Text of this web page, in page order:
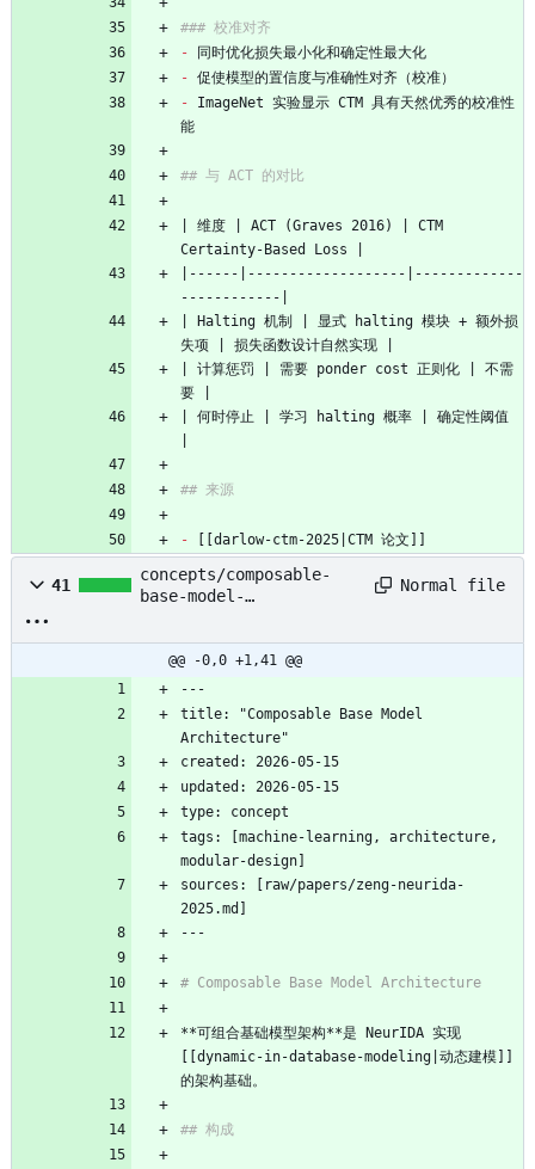
### 校准对齐
- 同时优化损失最小化和确定性最大化
- 促使模型的置信度与准确性对齐（校准）
- ImageNet 实验显示 CTM 具有天然优秀的校准性
能
## 与 ACT 的对比
| 维度 | ACT (Graves 2016) | CTM
Certainty-Based Loss |
|------|-------------------|-------------
------------|
| Halting 机制 | 显式 halting 模块 + 额外损
失项 | 损失函数设计自然实现 |
| 计算惩罚 | 需要 ponder cost 正则化 | 不需
要 |
| 何时停止 | 学习 halting 概率 | 确定性阈值
## 来源
- [[darlow-ctm-2025|CTM 论文]]
41
concepts/composable-
base-model-
Normal file
@@ -0,0 +1,41 @@
---
title: "Composable Base Model
Architecture"
created: 2026-05-15
updated: 2026-05-15
type: concept
tags: [machine-learning, architecture,
modular-design]
sources: [raw/papers/zeng-neurida-
2025.md]
---
# Composable Base Model Architecture
**可组合基础模型架构**是 NeurIDA 实现
[[dynamic-in-database-modeling|动态建模]]
的架构基础。
## 构成